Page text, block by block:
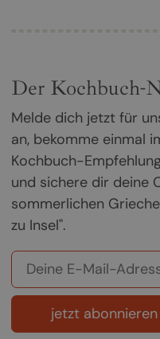
Der Kochbuch-
Melde dich jetzt für
an, bekomme einmal
Kochbuch-
und sichere dir deine
sommerlichen
zu Insel".
jetzt abonnieren